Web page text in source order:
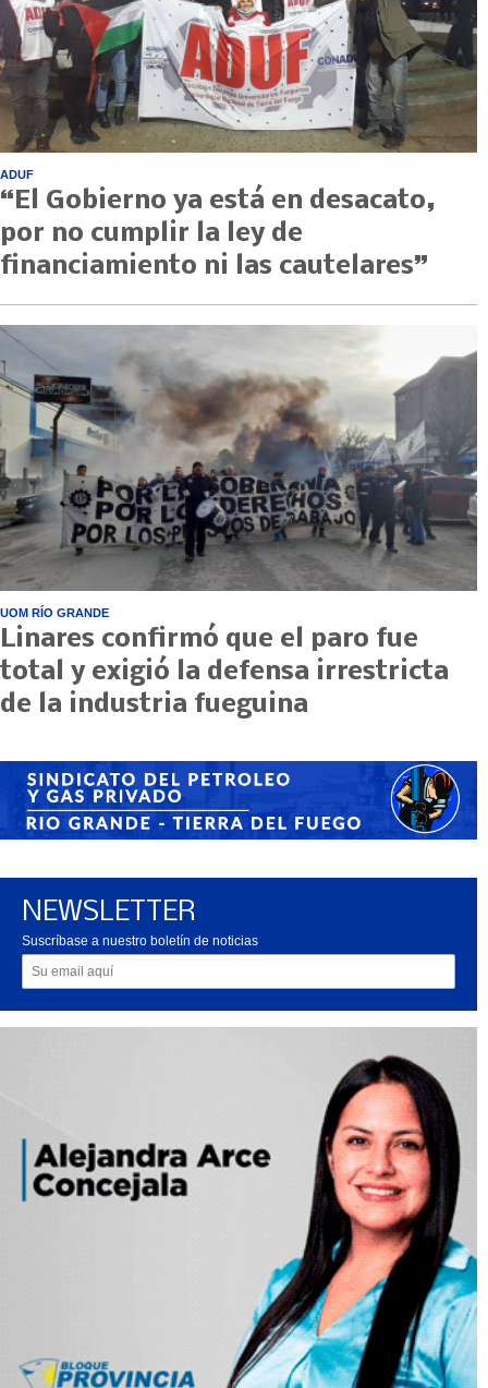
ADUF
“El Gobierno ya está en desacato,
por no cumplir la ley de
financiamiento ni las cautelares”
UOM RÍO GRANDE
Linares confirmó que el paro fue
total y exigió la defensa irrestricta
de la industria fueguina
NEWSLETTER
Suscríbase a nuestro boletín de noticias